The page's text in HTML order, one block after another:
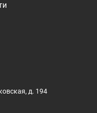
д. 194